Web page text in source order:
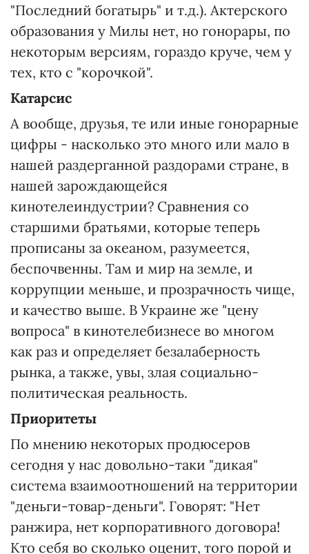
"Последний богатырь" и т.д.). Актерского
образования у Милы нет, но гонорары, по
некоторым версиям, гораздо круче, чем у
тех, кто с "корочкой".
Катарсис
А вообще, друзья, те или иные гонорарные
цифры - насколько это много или мало в
нашей раздерганной раздорами стране, в
нашей зарождающейся
кинотелеиндустрии? Сравнения со
старшими братьями, которые теперь
прописаны за океаном, разумеется,
беспочвенны. Там и мир на земле, и
коррупции меньше, и прозрачность чище,
и качество выше. В Украине же "цену
вопроса" в кинотелебизнесе во многом
как раз и определяет безалаберность
рынка, а также, увы, злая социально-
политическая реальность.
Приоритеты
По мнению некоторых продюсеров
сегодня у нас довольно-таки "дикая"
система взаимоотношений на территории
"деньги-товар-деньги". Говорят: "Нет
ранжира, нет корпоративного договора!
Кто себя во сколько оценит, того порой и